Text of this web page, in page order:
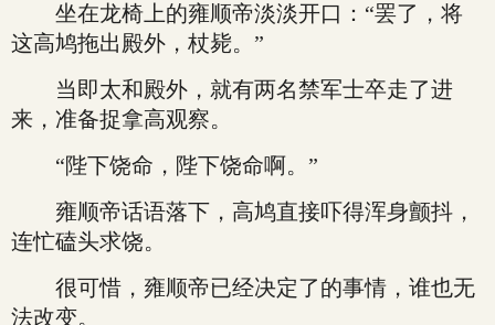
坐在龙椅上的雍顺帝淡淡开口：“罢了，将
这高鸠拖出殿外，杖毙。”
当即太和殿外，就有两名禁军士卒走了进
来，准备捉拿高观察。
“陛下饶命，陛下饶命啊。”
雍顺帝话语落下，高鸠直接吓得浑身颤抖，
连忙磕头求饶。
很可惜，雍顺帝已经决定了的事情，谁也无
法改变。